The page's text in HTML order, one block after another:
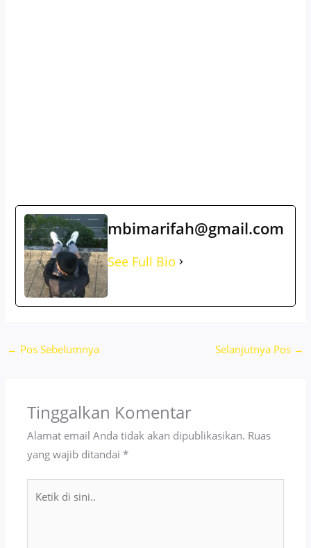
mbimarifah@gmail.com
See Full Bio
← Pos Sebelumnya Selanjutnya Pos →
Tinggalkan Komentar
Alamat email Anda tidak akan dipublikasikan. Ruas
yang wajib ditandai*